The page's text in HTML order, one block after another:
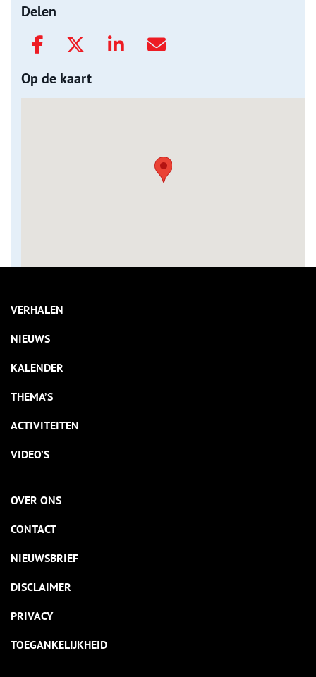
Delen
Op de kaart
VERHALEN
NIEUWS
KALENDER
THEMA’S
ACTIVITEITEN
VIDEO’S
OVER ONS
CONTACT
NIEUWSBRIEF
DISCLAIMER
PRIVACY
TOEGANKELIJKHEID